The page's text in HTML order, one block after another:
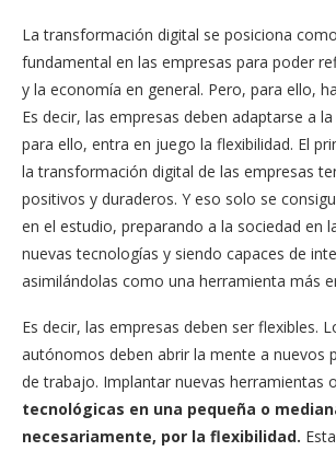
La transformación digital se posiciona
fundamental en las empresas para poder
y la economía en general. Pero, para ello,
Es decir, las empresas deben adaptarse a
para ello, entra en juego la flexibilidad. El
la transformación digital de las empresas
positivos y duraderos. Y eso solo se
en el estudio, preparando a la sociedad en
nuevas tecnologías y siendo capaces de
asimilándolas como una herramienta más
Es decir, las empresas deben ser flexibles.
autónomos deben abrir la mente a nuevos
de trabajo. Implantar nuevas herramientas o
tecnológicas en una pequeña o
necesariamente, por la flexibilidad.